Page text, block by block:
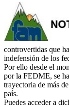
controvertidas que
indefensión de los
Por ello desde el
por la FEDME, se
trayectoria de más
país.
Puedes acceder a